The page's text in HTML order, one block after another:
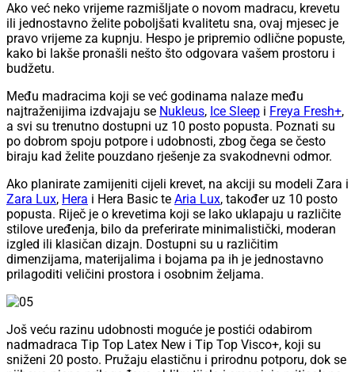
Ako već neko vrijeme razmišljate o novom madracu, krevetu
ili jednostavno želite poboljšati kvalitetu sna, ovaj mjesec je
pravo vrijeme za kupnju. Hespo je pripremio odlične popuste,
kako bi lakše pronašli nešto što odgovara vašem prostoru i
budžetu.
Među madracima koji se već godinama nalaze među
najtraženijima izdvajaju se Nukleus, Ice Sleep i Freya Fresh+,
a svi su trenutno dostupni uz 10 posto popusta. Poznati su
po dobrom spoju potpore i udobnosti, zbog čega se često
biraju kad želite pouzdano rješenje za svakodnevni odmor.
Ako planirate zamijeniti cijeli krevet, na akciji su modeli Zara i
Zara Lux, Hera i Hera Basic te Aria Lux, također uz 10 posto
popusta. Riječ je o krevetima koji se lako uklapaju u različite
stilove uređenja, bilo da preferirate minimalistički, moderan
izgled ili klasičan dizajn. Dostupni su u različitim
dimenzijama, materijalima i bojama pa ih je jednostavno
prilagoditi veličini prostora i osobnim željama.
Još veću razinu udobnosti moguće je postići odabirom
nadmadraca Tip Top Latex New i Tip Top Visco+, koji su
sniženi 20 posto. Pružaju elastičnu i prirodnu potporu, dok se